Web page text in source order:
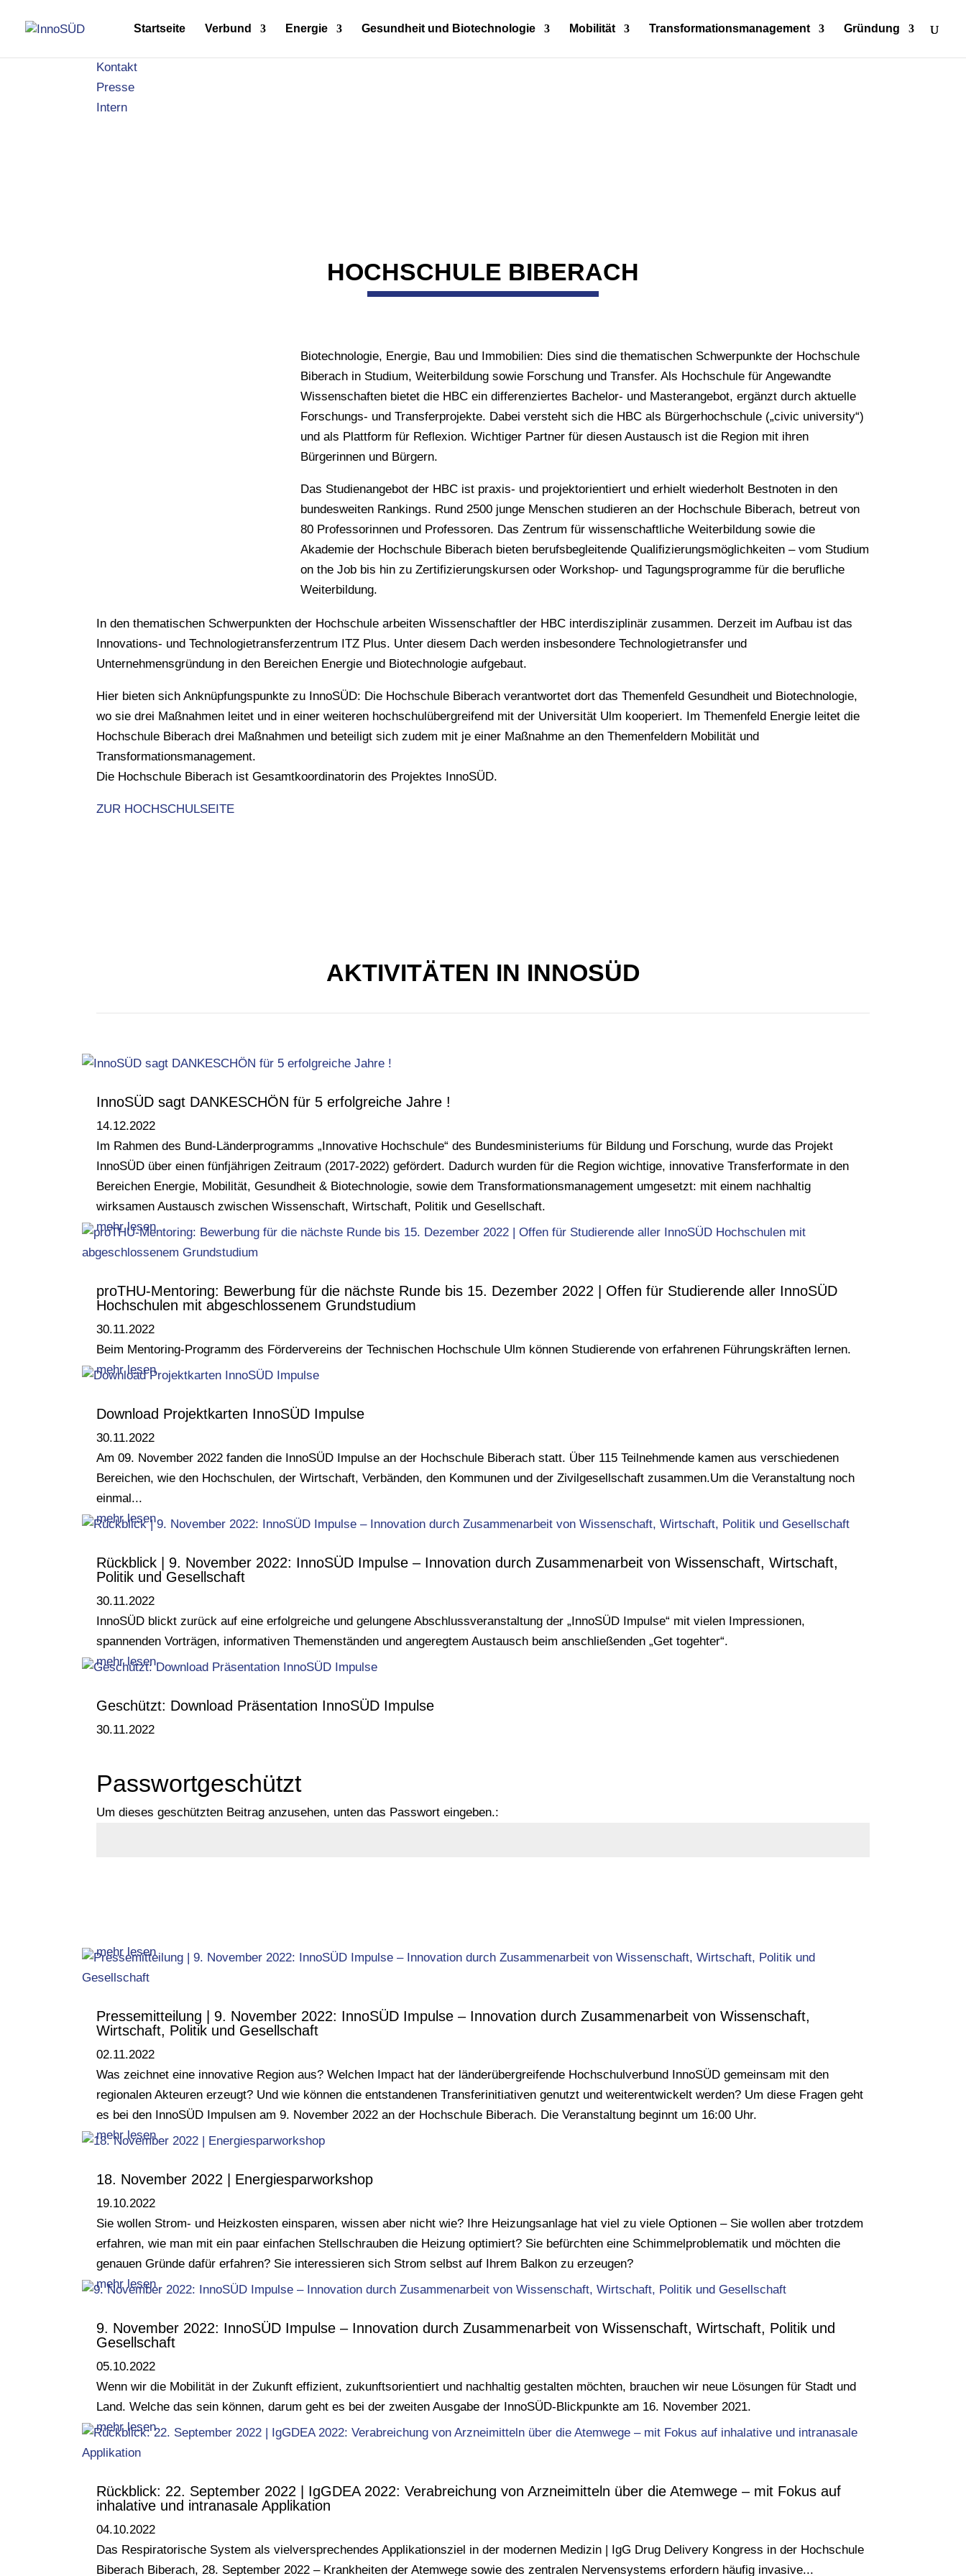
Kontakt
Presse
Intern
Startseite Verbund Energie Gesundheit und Biotechnologie Mobilität Transformationsmanagement Gründung
HOCHSCHULE BIBERACH
Biotechnologie, Energie, Bau und Immobilien: Dies sind die thematischen Schwerpunkte der Hochschule
Biberach in Studium, Weiterbildung sowie Forschung und Transfer. Als Hochschule für Angewandte
Wissenschaften bietet die HBC ein differenziertes Bachelor- und Masterangebot, ergänzt durch aktuelle
Forschungs- und Transferprojekte. Dabei versteht sich die HBC als Bürgerhochschule („civic university“)
und als Plattform für Reflexion. Wichtiger Partner für diesen Austausch ist die Region mit ihren
Bürgerinnen und Bürgern.
Das Studienangebot der HBC ist praxis- und projektorientiert und erhielt wiederholt Bestnoten in den
bundesweiten Rankings. Rund 2500 junge Menschen studieren an der Hochschule Biberach, betreut von
80 Professorinnen und Professoren. Das Zentrum für wissenschaftliche Weiterbildung sowie die
Akademie der Hochschule Biberach bieten berufsbegleitende Qualifizierungsmöglichkeiten – vom Studium
on the Job bis hin zu Zertifizierungskursen oder Workshop- und Tagungsprogramme für die berufliche
Weiterbildung.
In den thematischen Schwerpunkten der Hochschule arbeiten Wissenschaftler der HBC interdisziplinär zusammen. Derzeit im Aufbau ist das
Innovations- und Technologietransferzentrum ITZ Plus. Unter diesem Dach werden insbesondere Technologietransfer und
Unternehmensgründung in den Bereichen Energie und Biotechnologie aufgebaut.
Hier bieten sich Anknüpfungspunkte zu InnoSÜD: Die Hochschule Biberach verantwortet dort das Themenfeld Gesundheit und Biotechnologie,
wo sie drei Maßnahmen leitet und in einer weiteren hochschulübergreifend mit der Universität Ulm kooperiert. Im Themenfeld Energie leitet die
Hochschule Biberach drei Maßnahmen und beteiligt sich zudem mit je einer Maßnahme an den Themenfeldern Mobilität und
Transformationsmanagement.
Die Hochschule Biberach ist Gesamtkoordinatorin des Projektes InnoSÜD.
ZUR HOCHSCHULSEITE
AKTIVITÄTEN IN INNOSÜD
InnoSÜD sagt DANKESCHÖN für 5 erfolgreiche Jahre !
14.12.2022
Im Rahmen des Bund-Länderprogramms „Innovative Hochschule“ des Bundesministeriums für Bildung und Forschung, wurde das Projekt
InnoSÜD über einen fünfjährigen Zeitraum (2017-2022) gefördert. Dadurch wurden für die Region wichtige, innovative Transferformate in den
Bereichen Energie, Mobilität, Gesundheit & Biotechnologie, sowie dem Transformationsmanagement umgesetzt: mit einem nachhaltig
wirksamen Austausch zwischen Wissenschaft, Wirtschaft, Politik und Gesellschaft.
mehr lesen
proTHU-Mentoring: Bewerbung für die nächste Runde bis 15. Dezember 2022 | Offen für Studierende aller InnoSÜD
Hochschulen mit abgeschlossenem Grundstudium
30.11.2022
Beim Mentoring-Programm des Fördervereins der Technischen Hochschule Ulm können Studierende von erfahrenen Führungskräften lernen.
mehr lesen
Download Projektkarten InnoSÜD Impulse
30.11.2022
Am 09. November 2022 fanden die InnoSÜD Impulse an der Hochschule Biberach statt. Über 115 Teilnehmende kamen aus verschiedenen
Bereichen, wie den Hochschulen, der Wirtschaft, Verbänden, den Kommunen und der Zivilgesellschaft zusammen.Um die Veranstaltung noch
einmal...
mehr lesen
Rückblick | 9. November 2022: InnoSÜD Impulse – Innovation durch Zusammenarbeit von Wissenschaft, Wirtschaft,
Politik und Gesellschaft
30.11.2022
InnoSÜD blickt zurück auf eine erfolgreiche und gelungene Abschlussveranstaltung der „InnoSÜD Impulse“ mit vielen Impressionen,
spannenden Vorträgen, informativen Themenständen und angeregtem Austausch beim anschließenden „Get togehter“.
mehr lesen
Geschützt: Download Präsentation InnoSÜD Impulse
30.11.2022
Passwortgeschützt
Um dieses geschützten Beitrag anzusehen, unten das Passwort eingeben.:
mehr lesen
Pressemitteilung | 9. November 2022: InnoSÜD Impulse – Innovation durch Zusammenarbeit von Wissenschaft,
Wirtschaft, Politik und Gesellschaft
02.11.2022
Was zeichnet eine innovative Region aus? Welchen Impact hat der länderübergreifende Hochschulverbund InnoSÜD gemeinsam mit den
regionalen Akteuren erzeugt? Und wie können die entstandenen Transferinitiativen genutzt und weiterentwickelt werden? Um diese Fragen geht
es bei den InnoSÜD Impulsen am 9. November 2022 an der Hochschule Biberach. Die Veranstaltung beginnt um 16:00 Uhr.
mehr lesen
18. November 2022 | Energiesparworkshop
19.10.2022
Sie wollen Strom- und Heizkosten einsparen, wissen aber nicht wie? Ihre Heizungsanlage hat viel zu viele Optionen – Sie wollen aber trotzdem
erfahren, wie man mit ein paar einfachen Stellschrauben die Heizung optimiert? Sie befürchten eine Schimmelproblematik und möchten die
genauen Gründe dafür erfahren? Sie interessieren sich Strom selbst auf Ihrem Balkon zu erzeugen?
mehr lesen
9. November 2022: InnoSÜD Impulse – Innovation durch Zusammenarbeit von Wissenschaft, Wirtschaft, Politik und
Gesellschaft
05.10.2022
Wenn wir die Mobilität in der Zukunft effizient, zukunftsorientiert und nachhaltig gestalten möchten, brauchen wir neue Lösungen für Stadt und
Land. Welche das sein können, darum geht es bei der zweiten Ausgabe der InnoSÜD-Blickpunkte am 16. November 2021.
mehr lesen
Rückblick: 22. September 2022 | IgGDEA 2022: Verabreichung von Arzneimitteln über die Atemwege – mit Fokus auf
inhalative und intranasale Applikation
04.10.2022
Das Respiratorische System als vielversprechendes Applikationsziel in der modernen Medizin | IgG Drug Delivery Kongress in der Hochschule
Biberach Biberach, 28. September 2022 – Krankheiten der Atemwege sowie des zentralen Nervensystems erfordern häufig invasive...